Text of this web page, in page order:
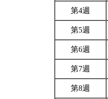
第4週
第5週
第6週
第7週
第8週